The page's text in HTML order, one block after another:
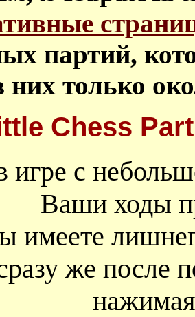
партий,
только
Chess
игре с
Ваши ходы
имеете
же после